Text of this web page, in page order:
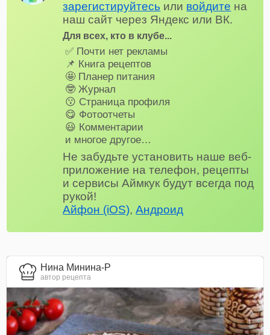
зарегистируйтесь или войдите на
наш сайт через Яндекс или ВК.
Для всех, кто в клубе...
✅ Почти нет рекламы
📌 Книга рецептов
🤩 Планер питания
🤓 Журнал
😗 Страница профиля
😋 Фотоотчеты
😃 Комментарии
и многое другое…
Не забудьте установить наше веб-
приложение на телефон, рецепты
и сервисы Аймкук будут всегда под
рукой!
Айфон (iOS),Андроид
Нина Минина-Р
автор рецепта